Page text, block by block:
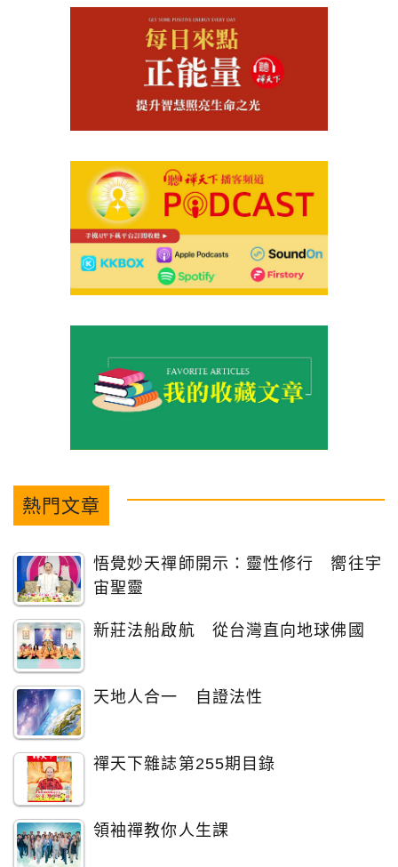
熱門文章
悟覺妙天禪師開示：靈性修行 嚮往宇
宙聖靈
新莊法船啟航 從台灣直向地球佛國
天地人合一 自證法性
禪天下雜誌第255期目錄
領袖禪教你人生課